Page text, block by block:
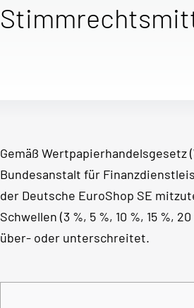
Gemäß
Bundesanstalt für
der Deutsche EuroShop SE
Schwellen (3 %, 5 %, 10 %, 15 %,
über- oder unterschreitet.